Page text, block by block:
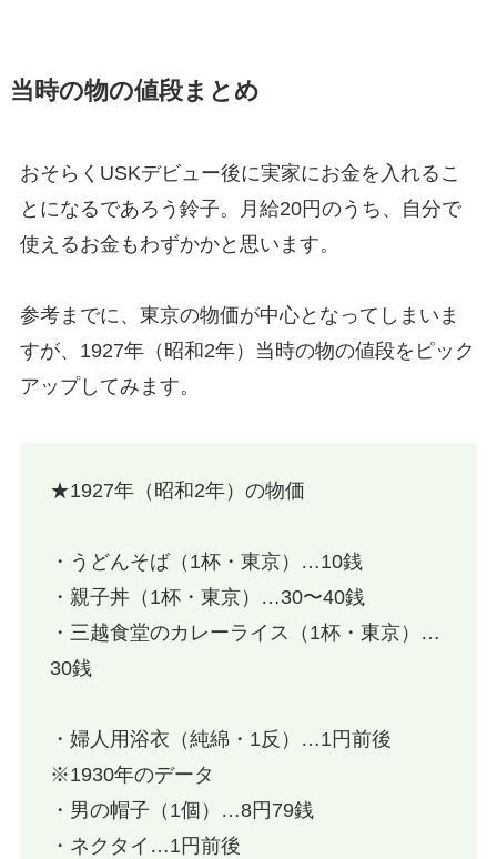
当時の物の値段まとめ
おそらくUSKデビュー後に実家にお金を入れるこ
とになるであろう鈴子。月給20円のうち、自分で
使えるお金もわずかかと思います。
参考までに、東京の物価が中心となってしまいま
すが、1927年（昭和2年）当時の物の値段をピック
アップしてみます。
★1927年（昭和2年）の物価
・うどんそば（1杯・東京）…10銭
・親子丼（1杯・東京）…30〜40銭
・三越食堂のカレーライス（1杯・東京）…
30銭
・婦人用浴衣（純綿・1反）…1円前後
※1930年のデータ
・男の帽子（1個）…8円79銭
・ネクタイ…1円前後